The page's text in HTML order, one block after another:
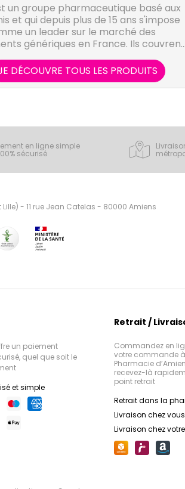
un groupe pharmaceutique basé aux
et qui depuis plus de 15 ans s'impose
un leader sur le marché des
génériques en France. Ils couvrent
1000 médicaments, à destination des
pharmacies et des hôpitaux.
DÉCOUVRE TOUS LES PRODUITS
en ligne simple
sécurisé
- 11 rue Jean Catelas - 80000 Amiens
un paiement
quel que soit le
et simple
Retrait /
Commandez en
votre commande
Pharmacie
recevez-là
point retrait
Retrait dans la
Livraison chez vous
Livraison chez